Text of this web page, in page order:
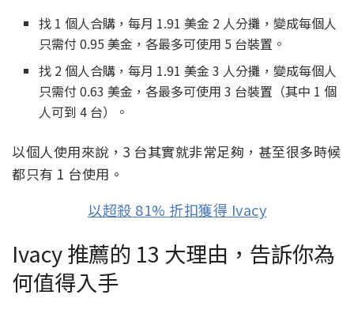
找 1 個人合購，每月 1.91 美金 2 人分攤，變成每個人
只需付 0.95 美金，各最多可使用 5 台裝置。
找 2 個人合購，每月 1.91 美金 3 人分攤，變成每個人
只需付 0.63 美金，各最多可使用 3 台裝置（其中 1 個
人可到 4 台）。
以個人使用來說，3 台其實就非常足夠，甚至很多時候
都只有 1 台使用。
以超殺 81% 折扣獲得 Ivacy
Ivacy 推薦的 13 大理由，告訴你為
何值得入手